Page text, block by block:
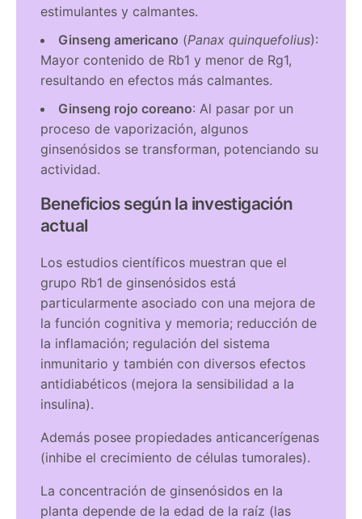
estimulantes y calmantes.
Ginseng americano (Panax quinquefolius):
Mayor contenido de Rb1 y menor de Rg1,
resultando en efectos más calmantes.
Ginseng rojo coreano: Al pasar por un
proceso de vaporización, algunos
ginsenósidos se transforman, potenciando su
actividad.
Beneficios según la investigación
actual
Los estudios científicos muestran que el
grupo Rb1 de ginsenósidos está
particularmente asociado con una mejora de
la función cognitiva y memoria; reducción de
la inflamación; regulación del sistema
inmunitario y también con diversos efectos
antidiabéticos (mejora la sensibilidad a la
insulina).
Además posee propiedades anticancerígenas
(inhibe el crecimiento de células tumorales).
La concentración de ginsenósidos en la
planta depende de la edad de la raíz (las